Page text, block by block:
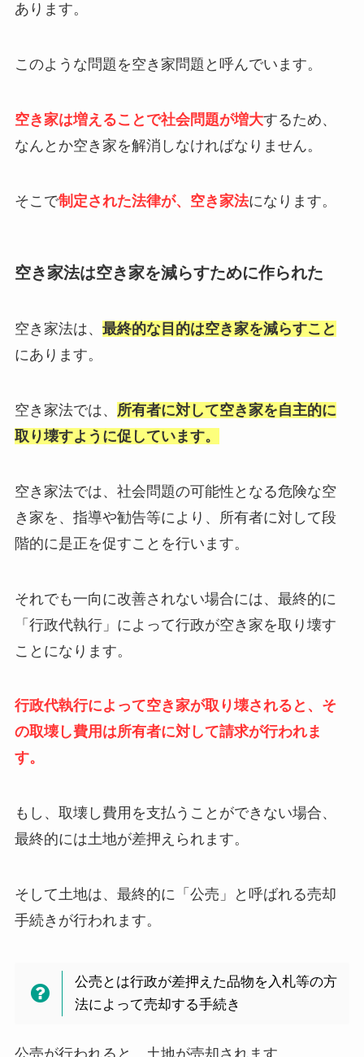
あります。
このような問題を空き家問題と呼んでいます。
空き家は増えることで社会問題が増大するため、
なんとか空き家を解消しなければなりません。
そこで制定された法律が、空き家法になります。
空き家法は空き家を減らすために作られた
空き家法は、 最終的な目的は空き家を減らすこと
にあります。
空き家法では、
所有者に対して空き家を自主的に
取り壊すように促しています。
空き家法では、社会問題の可能性となる危険な空
き家を、指導や勧告等により、所有者に対して段
階的に是正を促すことを行います。
それでも一向に改善されない場合には、最終的に
「行政代執行」によって行政が空き家を取り壊す
ことになります。
行政代執行によって空き家が取り壊されると、そ
の取壊し費用は所有者に対して請求が行われま
す。
もし、取壊し費用を支払うことができない場合、
最終的には土地が差押えられます。
そして土地は、最終的に「公売」と呼ばれる売却
手続きが行われます。
公売とは行政が差押えた品物を入札等の方
法によって売却する手続き
公売が行われると、土地が売却されます。